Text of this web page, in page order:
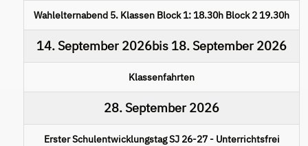
Wahlelternabend 5. Klassen Block 1: 18.30h Block 2 19.30h
14. September 2026bis 18. September 2026
Klassenfahrten
28. September 2026
Erster Schulentwicklungstag SJ 26-27 - Unterrichtsfrei